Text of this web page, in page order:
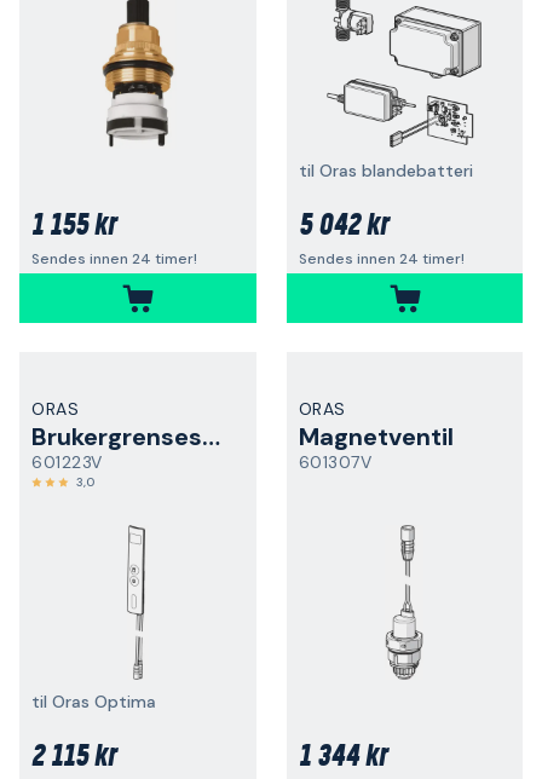
1 155 kr
Sendes innen 24 timer!
til Oras blandebatteri
5 042 kr
Sendes innen 24 timer!
ORAS
Brukergrensesnitt
601223V
3,0
til Oras Optima
2 115 kr
ORAS
Magnetventil
601307V
1 344 kr